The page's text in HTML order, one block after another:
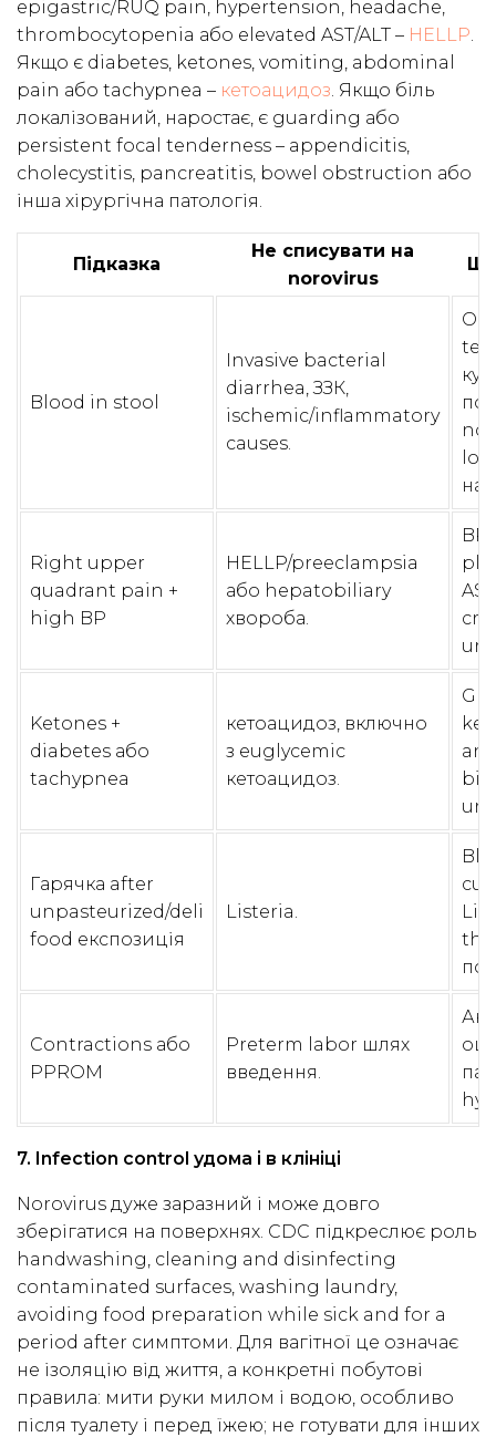
epigastric/RUQ pain, hypertension, headache,
thrombocytopenia або elevated AST/ALT – HELLP
Якщо є diabetes, ketones, vomiting, abdominal
pain або tachypnea – кетоацидоз . Якщо біль
локалізований, наростає, є guarding або
persistent focal tenderness – appendicitis,
cholecystitis, pancreatitis, bowel obstruction або
інша хірургічна патологія.
Підказка
Не списувати на
norovirus
Blood in stool
Invasive bacterial
diarrhea, ЗЗК,
ischemic/inflammatory
causes.
no
Right upper
quadrant pain +
high BP
HELLP/preeclampsia
або hepatobiliary
хвороба.
BP
Ketones +
diabetes або
tachypnea
кетоацидоз, включно
з euglycemic
кетоацидоз.
Гарячка after
unpasteurized/deli
food експозиція
Listeria.
Contractions або
PPROM
Preterm labor шлях
введення.
7. Infection control удома і в клініці
Norovirus дуже заразний і може довго
зберігатися на поверхнях. CDC підкреслює роль
handwashing, cleaning and disinfecting
contaminated surfaces, washing laundry,
avoiding food preparation while sick and for a
period after симптоми. Для вагітної це означає
не ізоляцію від життя, а конкретні побутові
правила: мити руки милом і водою, особливо
після туалету і перед їжею; не готувати для інших